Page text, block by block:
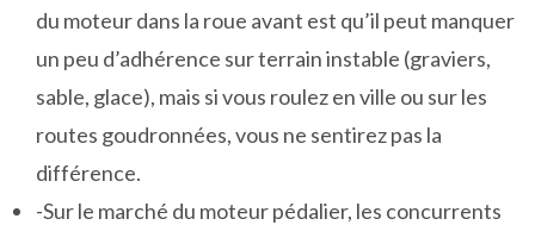
du moteur dans la roue avant est qu’il peut manquer
un peu d’adhérence sur terrain instable (graviers,
sable, glace), mais si vous roulez en ville ou sur les
routes goudronnées, vous ne sentirez pas la
différence.
-Sur le marché du moteur pédalier, les concurrents